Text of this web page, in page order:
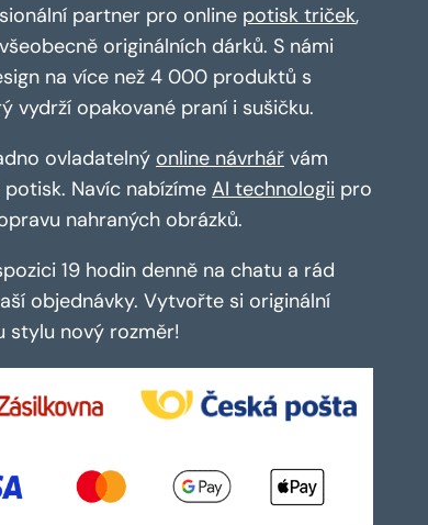
partner pro online potisk triček,
originálních dárků. S námi
na více než 4 000 produktů s
vydrží opakované praní i sušičku.
ovladatelný online návrhář vám
Navíc nabízíme AI technologii pro
nahraných obrázků.
19 hodin denně na chatu a rád
objednávky. Vytvořte si originální
stylu nový rozměr!